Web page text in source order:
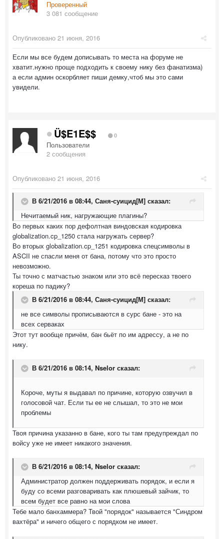
Проверенный
3 081 сообщение
Опубликовано 21 июня, 2016
Если мы все будем дописывать то места на форуме не
хватит.нужно проще подходить к своему нику без фанатизма)
а если админ оскорбляет пиши демку,чтоб мы это сами
увидели.
Ü$E1E$$ 0
Пользователи
2 сообщения
Опубликовано 21 июня, 2016
В 6/21/2016 в 08:44, Саня-суицид[М] сказал:
Нечитаемый ник, нагружающие плагины?
Во первых каких пор дефолтная виндовская кодировка
globalization.cp_1250 стала нагружать сервер?
Во вторых globalization.cp_1251 кодировка спецсимволы в
ASCII не спасли меня от бана, потому что это просто
невозможно.
Ты точно с матчастью знаком или это всё пересказ твоего
кореша по падику?
В 6/21/2016 в 08:44, Саня-суицид[М] сказал:
не все символы прописываются в сурс бане - это на
всех серваках
Этот тут вообще причём, бан бьёт по им адрессу, а не по
нику.
В 6/21/2016 в 08:14, Nselor сказал:
Короче, муты я выдавал по причине, которую озвучил в
голосовой чат. Если ты ее не слышал, то это не мои
проблемы
Твоя причина указанно в бане, кого ты там предупреждал по
войсу уже не имеет никакого значения.
В 6/21/2016 в 08:14, Nselor сказал:
Администратор должен поддерживать порядок, и если я
буду со всеми разговаривать как плюшевый зайчик, то
всем будет все равно на мои слова
Тебе мало банхаммера? Твой "порядок" называется "Синдром
вахтёра" и ничего общего с порядком не имеет.